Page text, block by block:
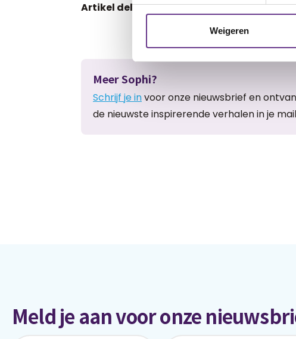
Weigeren
Artikel delen: Facebook
Meer Sophi?
Schrijf je invoor onze nieuwsbrief en
de nieuwste inspirerende verhalen in je
Meld je aan voor onze